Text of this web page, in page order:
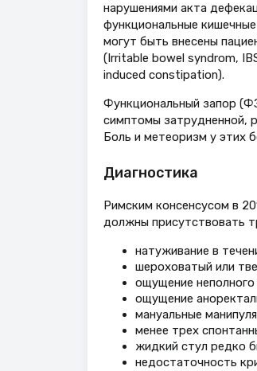
нарушениями акта
функциональные
могут быть внесены
(Irritable bowel syndrom,
induced constipation).
Функциональный запор
симптомы затрудненной,
Боль и метеоризм у этих
Диагностика
Римским консенсусом в
должны присутствовать
натуживание в
шероховатый или
ощущение
ощущение
мануальные
менее трех
жидкий стул редко
недостаточность